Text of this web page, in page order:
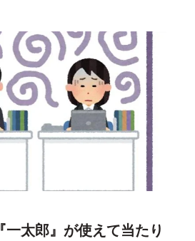
一太郎』が使えて当たり